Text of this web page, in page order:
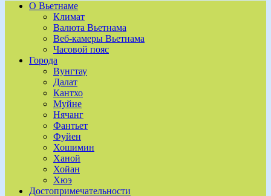
О Вьетнаме
Климат
Валюта Вьетнама
Веб-камеры Вьетнама
Часовой пояс
Города
Вунгтау
Далат
Кантхо
Муйне
Нячанг
Фантьет
Фуйен
Хошимин
Ханой
Хойан
Хюэ
Достопримечательности